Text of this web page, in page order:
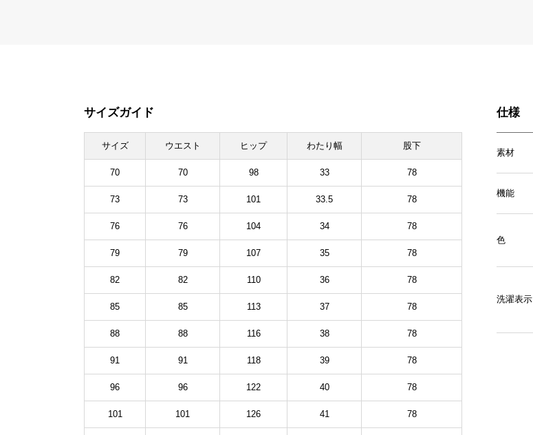
サイズガイド
サイズ ウエスト ヒップ わたり幅 股下
70 70 98 33 78
73 73 101 33.5 78
76 76 104 34 78
79 79 107 35 78
82 82 110 36 78
85 85 113 37 78
88 88 116 38 78
91 91 118 39 78
96 96 122 40 78
101 101 126 41 78
仕様
素材
機能
色
洗濯表示